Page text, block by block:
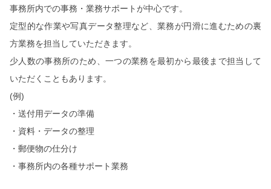
事務所内での事務・業務サポートが中心です。
定型的な作業や写真データ整理など、業務が円滑に進むための裏
方業務を担当していただきます。
少人数の事務所のため、一つの業務を最初から最後まで担当して
いただくこともあります。
(例)
・送付用データの準備
・資料・データの整理
・郵便物の仕分け
・事務所内の各種サポート業務